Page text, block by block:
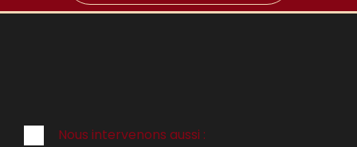
Nous intervenons aussi :